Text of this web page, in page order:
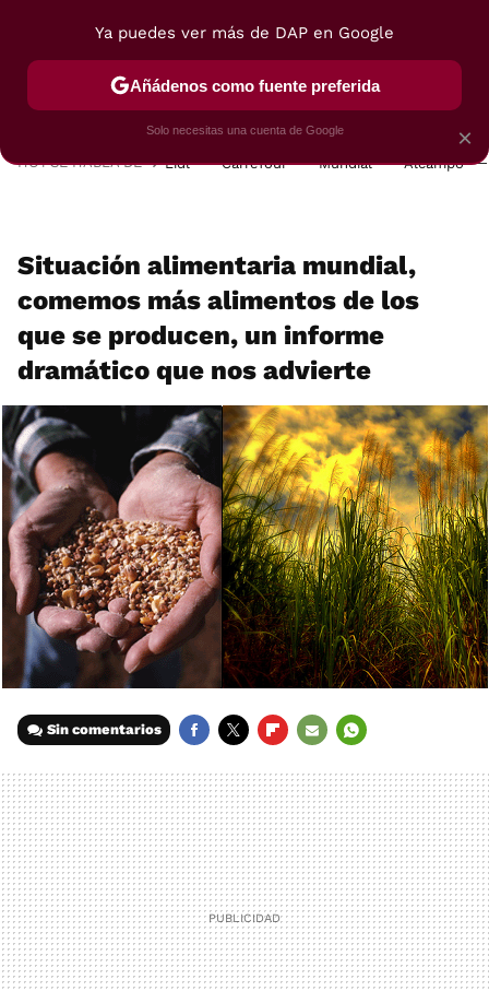
POSTRES VIAJES SELECCIÓN VEGUI
HOY SE HABLA DE Lidl Carrefour Mundial Alcampo
Situación alimentaria mundial,
comemos más alimentos de los
que se producen, un informe
dramático que nos advierte
Sin comentarios
MAIL
×
Ya puedes ver más de DAP en Google
Añádenos como fuente preferida
Solo necesitas una cuenta de Google